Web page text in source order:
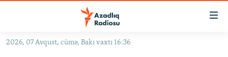
Əsas
2026, 07 Avqust, cümə, Bakı vaxtı 16:36